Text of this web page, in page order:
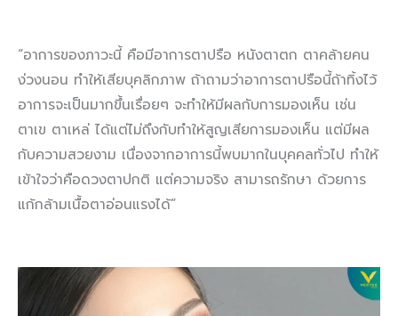
“อาการของภาวะนี้ คือมีอาการตาปรือ หนังตาตก ตาคล้ายคน
ง่วงนอน ทำให้เสียบุคลิกภาพ ถ้าถามว่าอาการตาปรือนี้ถ้าทิ้งไว้
อาการจะเป็นมากขึ้นเรื่อยๆ จะทำให้มีผลกับการมองเห็น เช่น
ตาเข ตาเหล่ ได้แต่ไม่ถึงกับทำให้สูญเสียการมองเห็น แต่มีผล
กับความสวยงาม เนื่องจากอาการนี้พบมากในบุคคลทั่วไป ทำให้
เข้าใจว่าคือดวงตาปกติ แต่ความจริง สามารถรักษา ด้วยการ
แก้กล้ามเนื้อตาอ่อนแรงได้”